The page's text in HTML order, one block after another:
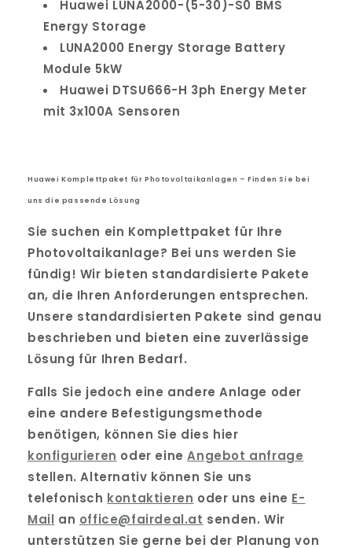
Huawei LUNA2000-(5-30)-S0 BMS
Energy Storage
LUNA2000 Energy Storage Battery
Module 5kW
Huawei DTSU666-H 3ph Energy Meter
mit 3x100A Sensoren
Huawei Komplettpaket für Photovoltaikanlagen – Finden Sie bei
uns die passende Lösung
Sie suchen ein Komplettpaket für Ihre
Photovoltaikanlage? Bei uns werden Sie
fündig! Wir bieten standardisierte Pakete
an, die Ihren Anforderungen entsprechen.
Unsere standardisierten Pakete sind genau
beschrieben und bieten eine zuverlässige
Lösung für Ihren Bedarf.
Falls Sie jedoch eine andere Anlage oder
eine andere Befestigungsmethode
benötigen, können Sie dies hier
konfigurieren oder eineAngebot anfrage
stellen. Alternativ können Sie uns
telefonisch kontaktieren oder uns eine E-
Mail an office@fairdeal.at senden. Wir
unterstützen Sie gerne bei der Planung von